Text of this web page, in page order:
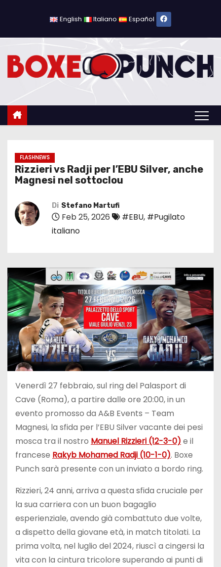
c
English Italiano Español
FLASHNEWS
Rizzieri vs Radji per l’EBU Silver, anche
Magnesi nel sottoclou
Di Stefano Martufi
Feb 25, 2026 #EBU, #Pugilato
italiano
Venerdì 27 febbraio, sul ring del Palasport di
Cave (Roma), a partire dalle ore 20:00, in un
evento promosso da A&B Events – Team
Magnesi, la sfida per l’EBU Silver vacante dei pesi
mosca tra il nostro Manuel Rizzieri (12-3-0) e il
francese Rakyb Mohamed Radji (10-1-0). Boxe
Punch sarà presente con un inviato a bordo ring.
Rizzieri, 24 anni, arriva a questa sfida cruciale per
la sua carriera con un buon bagaglio
esperienziale, avendo già combattuto due volte,
a dispetto della giovane età, in match titolati. La
prima volta, nel luglio del 2024, riuscì a cingersi la
vita con la cintura tricolore superando ai punti di